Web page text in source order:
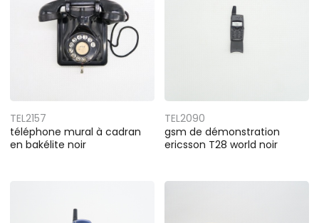
TEL2157
téléphone mural à cadran
en bakélite noir
TEL2090
gsm de démonstration
ericsson T28 world noir